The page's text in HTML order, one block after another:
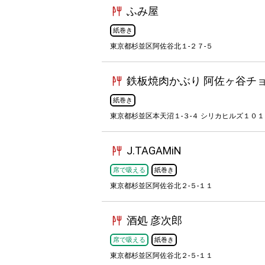
ふみ屋
紙巻き
東京都杉並区阿佐谷北１-２７-５
鉄板焼肉かぶり 阿佐ヶ谷チ
紙巻き
東京都杉並区本天沼１-３-４ シリカヒルズ１０１
J.TAGAMiN
席で吸える 紙巻き
東京都杉並区阿佐谷北２-５-１１
酒処 彦次郎
席で吸える 紙巻き
東京都杉並区阿佐谷北２-５-１１